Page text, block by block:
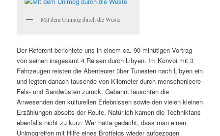
Mit dem Unimog durch die Wüste
Der Referent berichtete uns in einem ca. 90 minütigen Vortrag
von seinen insgesamt 4 Reisen durch Libyen. Im Konvoi mit 3
Fahrzeugen reisten die Abenteurer über Tunesien nach Libyen ein
und legten danach tausende von Kilometer durch menschenleere
Fels- und Sandwüsten zurück. Gebannt lauschten die
Anwesenden den kulturellen Erlebnissen sowie den vielen kleinen
Erzählungen abseits der Route. Natürlich kamen die Technikfans
ebenfalls nicht zu kurz: Wer hätte gedacht, dass man einen
Unimogreifen mit Hilfe eines Brotteigs wieder aufgezogen